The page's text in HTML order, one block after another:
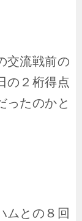
交流戦前の
の２桁得点
ったのかと
ムとの８回